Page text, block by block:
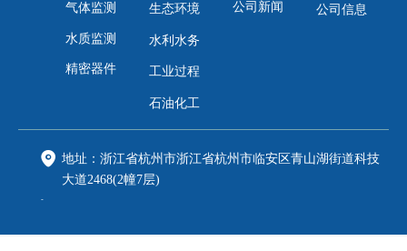
气体监测
水质监测
精密器件
生态环境
水利水务
工业过程
石油化工
公司信息
公司新闻
地址： 浙江省杭州市浙江省杭州市临安区青山湖街道科技
大道2468(2幢7层)
邮箱：shenghui@fpi-inc.com